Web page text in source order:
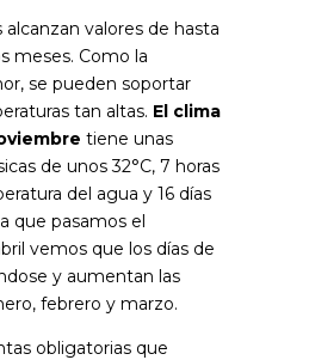
valores de hasta
meses. Como la
se pueden soportar
tan altas. El clima
tiene unas
de unos 32°C, 7 horas
del agua y 16 días
que pasamos el
vemos que los días de
y aumentan las
febrero y marzo.
obligatorias que